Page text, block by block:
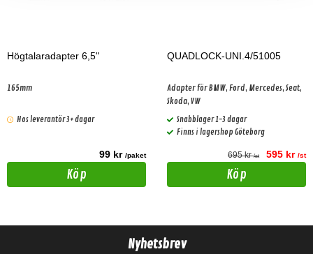
Högtalaradapter 6,5"
165mm
Hos leverantör 3+ dagar
99 kr /paket
Köp
QUADLOCK-UNI.4/51005
Adapter för BMW, Ford, Mercedes, Seat,
Skoda, VW
Snabblager 1-3 dagar
Finns i lagershop Göteborg
695 kr/st 595 kr /st
Köp
Nyhetsbrev